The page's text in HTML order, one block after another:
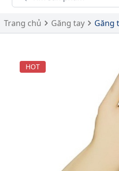
Trang chủ Găng tay
HOT